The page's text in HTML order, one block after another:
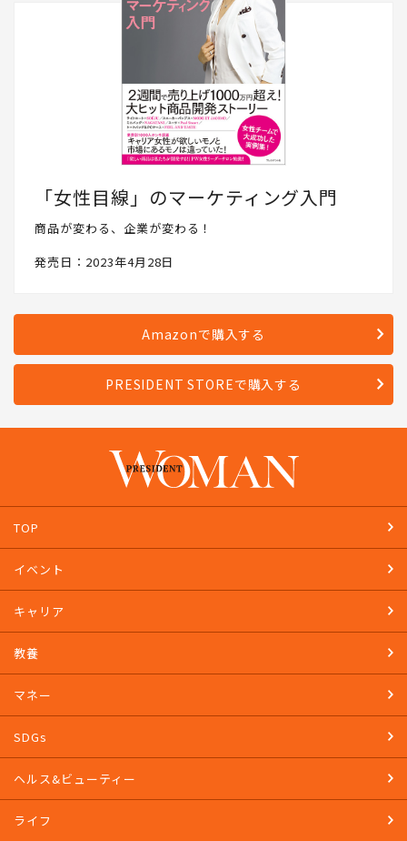
「女性目線」のマーケティング入門
商品が変わる、企業が変わる！
発売日：2023年4月28日
Amazonで購入する
PRESIDENT STOREで購入する
TOP
イベント
キャリア
教養
マネー
SDGs
ヘルス&ビューティー
ライフ